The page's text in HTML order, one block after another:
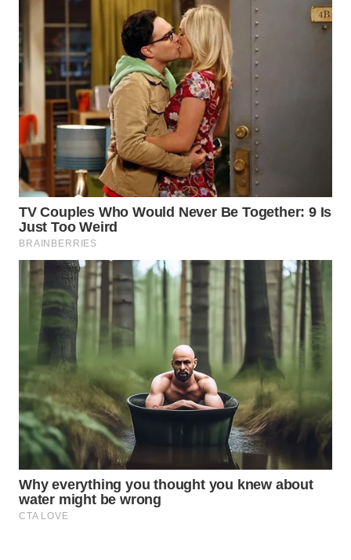
WN
LABUANBAJO
WN
BORNEO
Wahana
Media
Group
NEWS
WAHANA
TANI
WAHANA
ADVOKAT
WAHANA
INFRASTRUKTUR
WAHANA
KONSUMEN
WAHANA
LISTRIK